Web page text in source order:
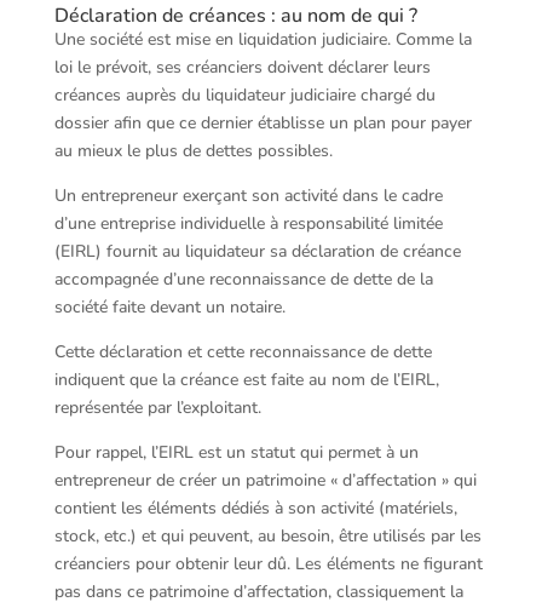
Déclaration de créances : au nom de qui ?
Une société est mise en liquidation judiciaire. Comme la
loi le prévoit, ses créanciers doivent déclarer leurs
créances auprès du liquidateur judiciaire chargé du
dossier afin que ce dernier établisse un plan pour payer
au mieux le plus de dettes possibles.
Un entrepreneur exerçant son activité dans le cadre
d’une entreprise individuelle à responsabilité limitée
(EIRL) fournit au liquidateur sa déclaration de créance
accompagnée d’une reconnaissance de dette de la
société faite devant un notaire.
Cette déclaration et cette reconnaissance de dette
indiquent que la créance est faite au nom de l’EIRL,
représentée par l’exploitant.
Pour rappel, l’EIRL est un statut qui permet à un
entrepreneur de créer un patrimoine « d’affectation » qui
contient les éléments dédiés à son activité (matériels,
stock, etc.) et qui peuvent, au besoin, être utilisés par les
créanciers pour obtenir leur dû. Les éléments ne figurant
pas dans ce patrimoine d’affectation, classiquement la